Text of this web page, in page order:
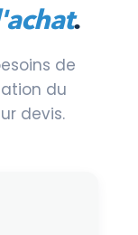
.
de
du
devis.